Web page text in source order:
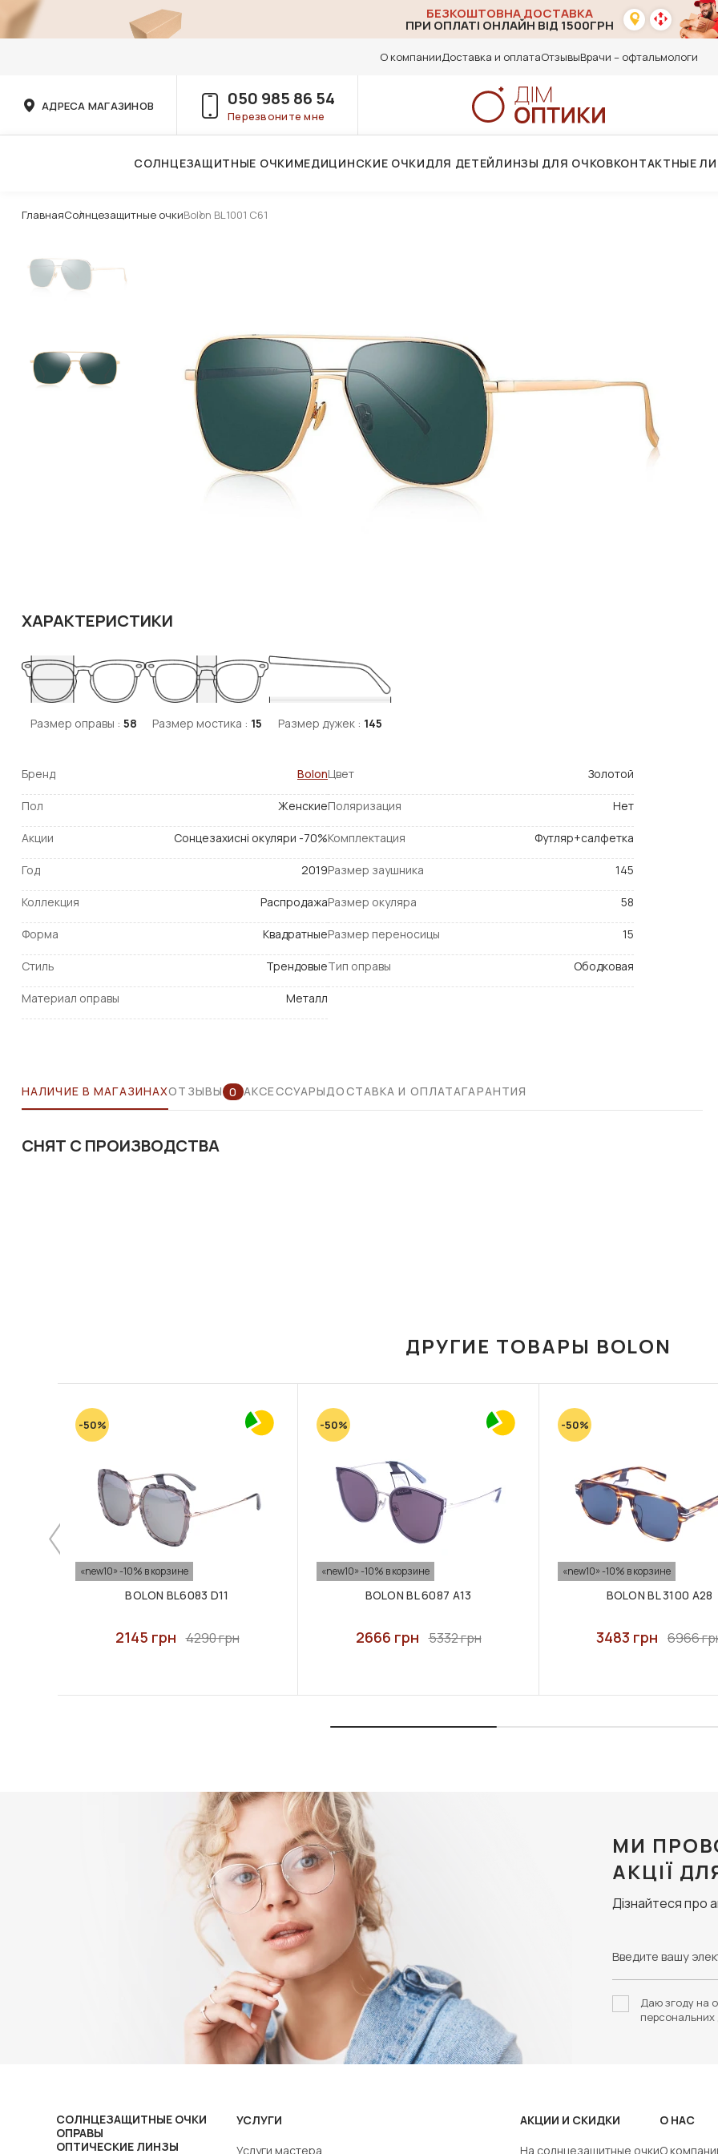
БЕЗКОШТОВНА ДОСТАВКА
ПРИ ОПЛАТІ ОНЛАЙН ВІД 1500ГРН
О компанииДоставка и оплатаОтзывыВрачи – офтальмологи
АДРЕСА МАГАЗИНОВ 050 985 86 54
Перезвоните мне
СОЛНЦЕЗАЩИТНЫЕ ОЧКИМЕДИЦИНСКИЕ ОЧКИДЛЯ ДЕТЕЙЛИНЗЫ ДЛЯ ОЧКОВКОНТАКТНЫЕ
ГлавнаяСолнцезащитные очкиBolon BL1001 C61
ХАРАКТЕРИСТИКИ
Размер оправы : 58 Размер мостика : 15 Размер дужек : 145
Бренд Bolon
Пол Женские
Акции Сонцезахисні окуляри -70%
Год 2019
Коллекция Распродажа
Форма Квадратные
Стиль Трендовые
Материал оправы Металл
Цвет Золотой
Поляризация Нет
Комплектация Футляр+салфетка
Размер заушника 145
Размер окуляра 58
Размер переносицы 15
Тип оправы Ободковая
НАЛИЧИЕ В МАГАЗИНАХОТЗЫВЫ 0 АКСЕССУАРЫДОСТАВКА И ОПЛАТАГАРАНТИЯ
СНЯТ С ПРОИЗВОДСТВА
ДРУГИЕ ТОВАРЫ BOLON
-50%
«new10» -10% в корзине
BOLON BL6083 D11
2145 грн 4290 грн
-50%
«new10» -10% в корзине
BOLON BL 6087 A13
2666 грн 5332 грн
-50%
«new10» -10% в корзине
BOLON BL 3100 A28
3483 грн 6966
МИ
АКЦІЇ
Дізнайтеся про
Даю згоду на
СОЛНЦЕЗАЩИТНЫЕ ОЧКИ
ОПРАВЫ
ОПТИЧЕСКИЕ ЛИНЗЫ
УСЛУГИ
Услуги мастера
АКЦИИ И СКИДКИ
На солнцезащитные очки
О НАС
О